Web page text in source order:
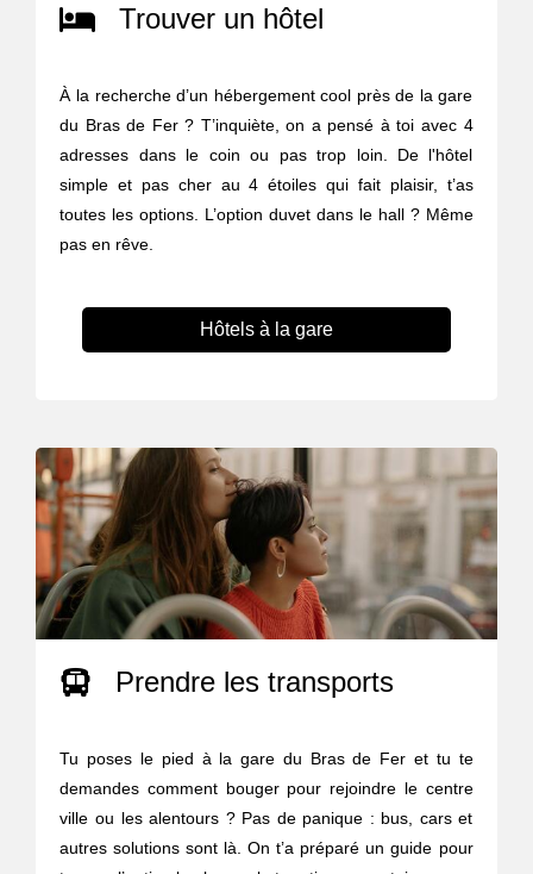
Trouver un hôtel
À la recherche d’un hébergement cool près de la gare
du Bras de Fer ? T’inquiète, on a pensé à toi avec 4
adresses dans le coin ou pas trop loin. De l'hôtel
simple et pas cher au 4 étoiles qui fait plaisir, t’as
toutes les options. L’option duvet dans le hall ? Même
pas en rêve.
Hôtels à la gare
Prendre les transports
Tu poses le pied à la gare du Bras de Fer et tu te
demandes comment bouger pour rejoindre le centre
ville ou les alentours ? Pas de panique : bus, cars et
autres solutions sont là. On t’a préparé un guide pour